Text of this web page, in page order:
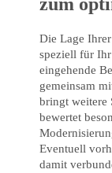
Die Lage
speziell für
eingehende
gemeinsam
bringt weitere
bewertet
Eventuell
damit